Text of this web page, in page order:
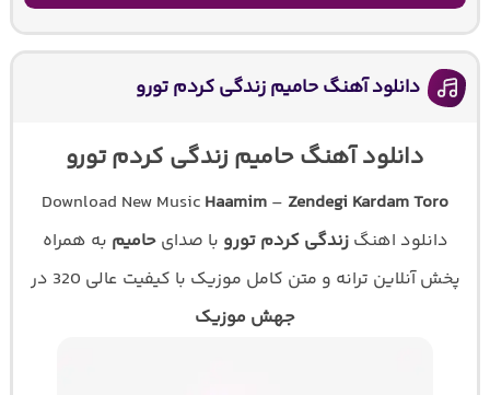
دانلود آهنگ حامیم زندگی کردم تورو
دانلود آهنگ حامیم زندگی کردم تورو
Download New Music Haamim – Zendegi Kardam Toro
دانلود اهنگزندگی کردم تورو با صدایحامیم به همراه
پخش آنلاین ترانه و متن کامل موزیک با کیفیت عالی 320 در
جهش موزیک